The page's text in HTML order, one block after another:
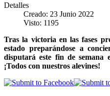
Detalles
Creado: 23 Junio 2022
Visto: 1195
Tras la victoria en las fases
estado preparándose a
disputará este fin de semana
¡Todos con nuestros alevines!